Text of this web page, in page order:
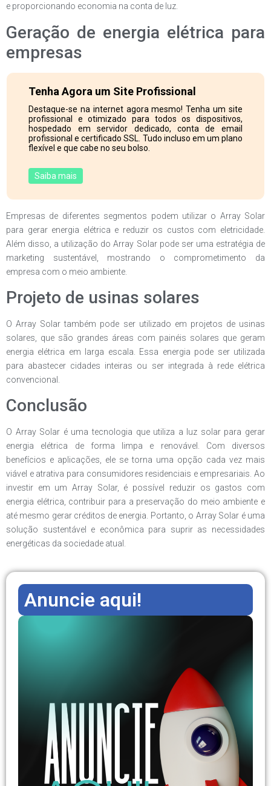
e proporcionando economia na conta de luz.
Geração de energia elétrica para
empresas
Tenha Agora um Site Profissional
Destaque-se na internet agora mesmo! Tenha um site
profissional e otimizado para todos os dispositivos,
hospedado em servidor dedicado, conta de email
profissional e certificado SSL. Tudo incluso em um plano
flexível e que cabe no seu bolso.
Saiba mais
Empresas de diferentes segmentos podem utilizar o Array Solar
para gerar energia elétrica e reduzir os custos com eletricidade.
Além disso, a utilização do Array Solar pode ser uma estratégia de
marketing sustentável, mostrando o comprometimento da
empresa com o meio ambiente.
Projeto de usinas solares
O Array Solar também pode ser utilizado em projetos de usinas
solares, que são grandes áreas com painéis solares que geram
energia elétrica em larga escala. Essa energia pode ser utilizada
para abastecer cidades inteiras ou ser integrada à rede elétrica
convencional.
Conclusão
O Array Solar é uma tecnologia que utiliza a luz solar para gerar
energia elétrica de forma limpa e renovável. Com diversos
benefícios e aplicações, ele se torna uma opção cada vez mais
viável e atrativa para consumidores residenciais e empresariais. Ao
investir em um Array Solar, é possível reduzir os gastos com
energia elétrica, contribuir para a preservação do meio ambiente e
até mesmo gerar créditos de energia. Portanto, o Array Solar é uma
solução sustentável e econômica para suprir as necessidades
energéticas da sociedade atual.
Anuncie aqui!